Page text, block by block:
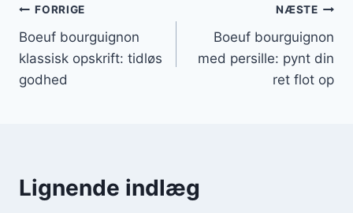
Indlægsnavigation
FORRIGE
Boeuf bourguignon
klassisk opskrift: tidløs
godhed
NÆSTE
Boeuf bourguignon
med persille: pynt din
ret flot op
Lignende indlæg